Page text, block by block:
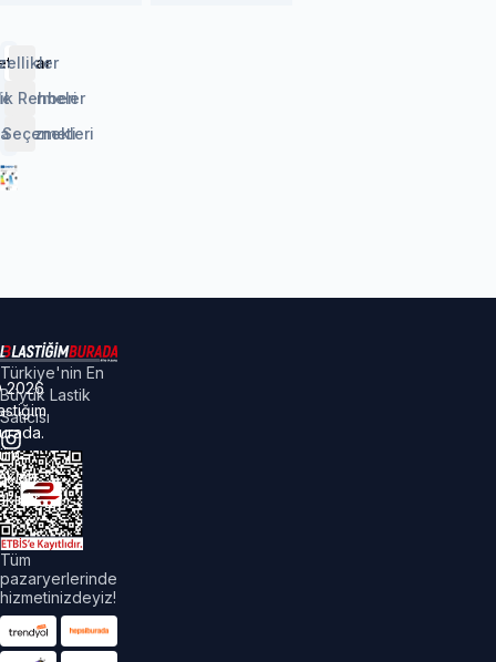
Rehberi
Hizmeti
Türkiye'nin En
Büyük Lastik
Satıcısı
Tüm
pazaryerlerinde
hizmetinizdeyiz!
2026